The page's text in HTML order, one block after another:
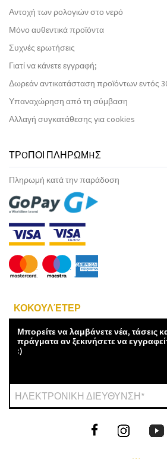
Αντοχή των ρολογιών στο νερό
Μόνο αυθεντικά προϊόντα
Συχνές ερωτήσεις
Γιατί να κάνετε εγγραφή;
Δωρεάν αντικατάσταση προϊόντων εντός
Υπαναχώρηση από τη σύμβαση
Αλλαγή συγκατάθεσης για cookies
ΤΡOΠΟΙ ΠΛΗΡΩΜHΣ
Πληρωμή κατά την παράδοση
ΚΟΚΟΥΛΈΤΕΡ
Μπορείτε να λαμβάνετε νέα, τάσεις
πράγματα αν ξεκινήσετε να
:)
ΗΛΕΚΤΡΟΝΙΚΗ ΔΙΕΥΘΥΝΣΗ*